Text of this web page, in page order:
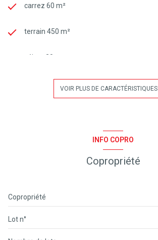
carrez 60 m²
terrain 450 m²
séjour 20 m²
Chauffage autre : autre (autre)
1 côté(s) mitoyen(s)
VOIR PLUS DE CARACTÉRISTIQUES
INFO COPRO
Copropriété
Copropriété
Lot n°